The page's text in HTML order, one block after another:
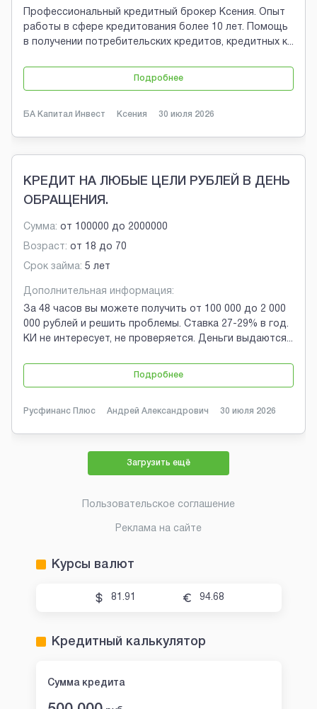
Профессиональный кредитный брокер Ксения. Опыт
работы в сфере кредитования более 10 лет. Помощь
в получении потребительских кредитов, кредитных к...
Подробнее
БА Капитал Инвест Ксения 30 июля 2026
КРЕДИТ НА ЛЮБЫЕ ЦЕЛИ РУБЛЕЙ В ДЕНЬ
ОБРАЩЕНИЯ.
Сумма: от 100000 до 2000000
Возраст: от 18 до 70
Срок займа: 5 лет
Дополнительная информация:
За 48 часов вы можете получить от 100 000 до 2 000
000 рублей и решить проблемы. Ставка 27-29% в год.
КИ не интересует, не проверяется. Деньги выдаются...
Подробнее
Русфинанс Плюс Андрей Александрович 30 июля 2026
Загрузить ещё
Пользовательское соглашение
Реклама на сайте
Курсы валют
81.91 94.68
Кредитный калькулятор
Сумма кредита